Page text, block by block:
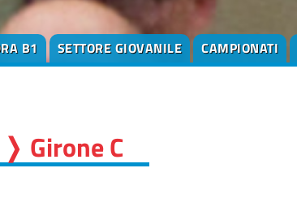
B1 SETTORE GIOVANILE CAMPIONATI
Girone C